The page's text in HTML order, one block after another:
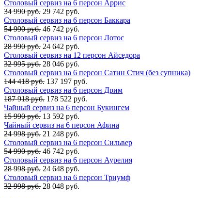
Столовый сервиз на 6 персон Аррис
34 990 руб. 29 742 руб.
Столовый сервиз на 6 персон Баккара
54 990 руб. 46 742 руб.
Столовый сервиз на 6 персон Лотос
28 990 руб. 24 642 руб.
Столовый сервиз на 12 персон Айседора
32 995 руб. 28 046 руб.
Столовый сервиз на 6 персон Сатин Стич (без супника)
144 418 руб. 137 197 руб.
Столовый сервиз на 6 персон Дрим
187 918 руб. 178 522 руб.
Чайный сервиз на 6 персон Букингем
15 990 руб. 13 592 руб.
Чайный сервиз на 6 персон Афина
24 998 руб. 21 248 руб.
Столовый сервиз на 6 персон Сильвер
54 990 руб. 46 742 руб.
Столовый сервиз на 6 персон Аурелия
28 998 руб. 24 648 руб.
Столовый сервиз на 6 персон Триумф
32 998 руб. 28 048 руб.